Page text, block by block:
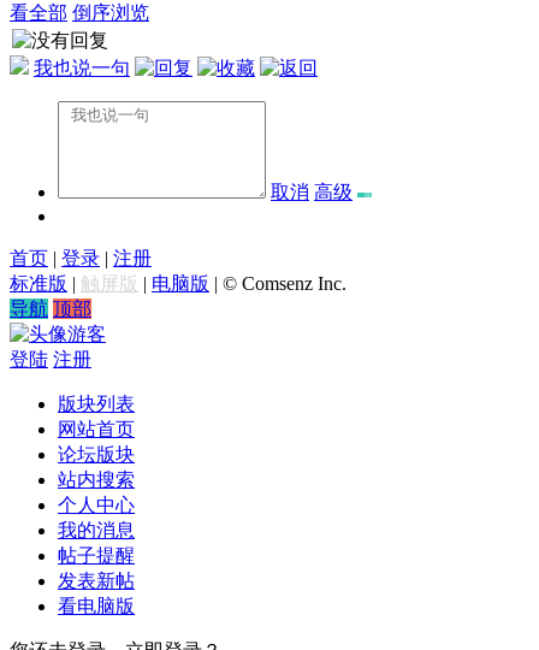
看全部 倒序浏览
我也说一句
取消 高级
首页 | 登录 | 注册
标准版 | 触屏版 | 电脑版 | © Comsenz Inc.
导航 顶部
游客
登陆 注册
版块列表
网站首页
论坛版块
站内搜索
个人中心
我的消息
帖子提醒
发表新帖
看电脑版